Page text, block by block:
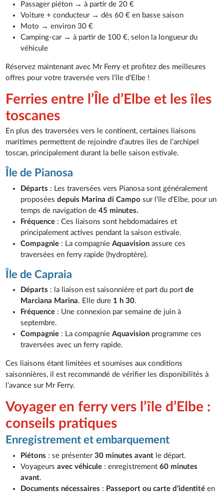
Passager piéton → à partir de 20 €
Voiture + conducteur → dès 60 € en basse saison
Moto → environ 30 €
Camping-car → à partir de 100 €, selon la longueur du
véhicule
Réservez maintenant avec Mr Ferry et profitez des meilleures
offres pour votre traversée vers l’île d’Elbe !
Ferries entre l’Île d’Elbe et les îles
toscanes
En plus des traversées vers le continent, certaines liaisons
maritimes permettent de rejoindre d’autres îles de l’archipel
toscan, principalement durant la belle saison estivale.
Île de Pianosa
Départs : Les traversées vers Pianosa sont généralement
proposéesdepuis Marina di Campo sur l'île d'Elbe, pour un
temps de navigation de45 minutes.
Fréquence : Ces liaisons sont hebdomadaires et
principalement actives pendant la saison estivale.
Compagnie : La compagnieAquavision assure ces
traversées en ferry rapide (hydroptère).
Île de Capraia
Départs : la liaison est saisonnière et part du portde
Marciana Marina. Elle dure 1 h 30.
Fréquence : Une connexion par semaine de juin à
septembre.
Compagnie : La compagnieAquavision programme ces
traversées avec un ferry rapide.
Ces liaisons étant limitées et soumises aux conditions
saisonnières, il est recommandé de vérifier les disponibilités à
l’avance sur Mr Ferry.
Voyager en ferry vers l’île d’Elbe :
conseils pratiques
Enregistrement et embarquement
Piétons : se présenter30 minutes avant le départ.
Voyageursavec véhicule : enregistrement60 minutes
avant.
Documents nécessaires : Passeport ou carte d’identitéen